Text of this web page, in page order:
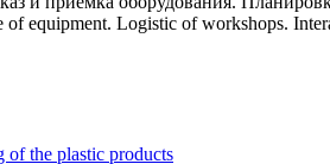
equipment. Logistic of workshops.
of the plastic products